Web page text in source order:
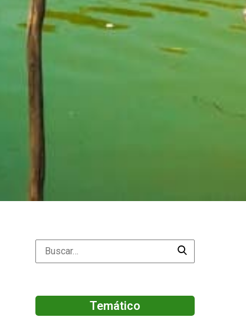
Temático